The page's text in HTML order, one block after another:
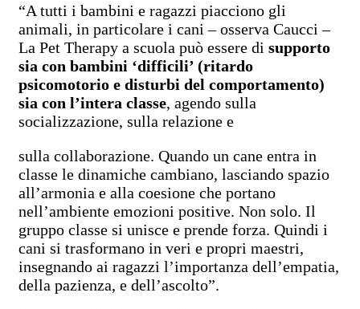
“A tutti i bambini e ragazzi piacciono gli
animali, in particolare i cani – osserva Caucci –
La Pet Therapy a scuola può essere di supporto
sia con bambini ‘difficili’ (ritardo
psicomotorio e disturbi del comportamento)
sia con l’intera classe, agendo sulla
socializzazione, sulla relazione e
sulla collaborazione. Quando un cane entra in
classe le dinamiche cambiano, lasciando spazio
all’armonia e alla coesione che portano
nell’ambiente emozioni positive. Non solo. Il
gruppo classe si unisce e prende forza. Quindi i
cani si trasformano in veri e propri maestri,
insegnando ai ragazzi l’importanza dell’empatia,
della pazienza, e dell’ascolto”.